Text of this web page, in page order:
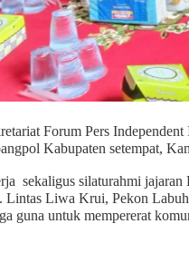
Forum Pers
Kabupaten setempat,
sekaligus silaturahmi
Lintas Liwa Krui, Pekon
guna untuk mempererat